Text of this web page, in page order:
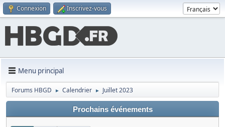
Connexion Inscrivez-vous
Menu principal
Forums HBGD ► Calendrier ► Juillet 2023
Prochains événements